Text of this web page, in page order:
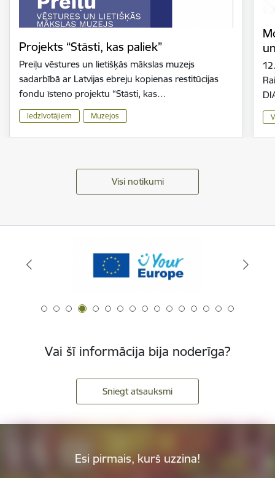
Projekts “Stāsti, kas paliek”
Preiļu vēstures un lietišķās mākslas muzejs
sadarbībā ar Latvijas ebreju kopienas restitūcijas
fondu īsteno projektu “Stāsti, kas…
Iedzīvotājiem Muzejos
Visi notikumi
Vai šī informācija bija noderīga?
Sniegt atsauksmi
Esi pirmais, kurš uzzina!